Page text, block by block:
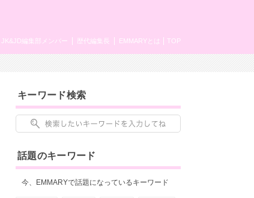
TOP
EMMARYとは
歴代編集長
JK&JD編集部メンバー
キーワード検索
話題のキーワード
今、EMMARYで話題になっているキーワード